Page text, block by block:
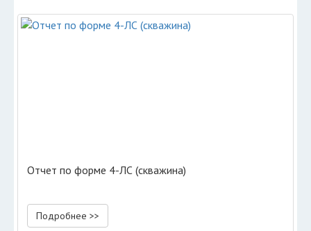
Отчет по форме 4-ЛС (скважина)
Подробнее >>